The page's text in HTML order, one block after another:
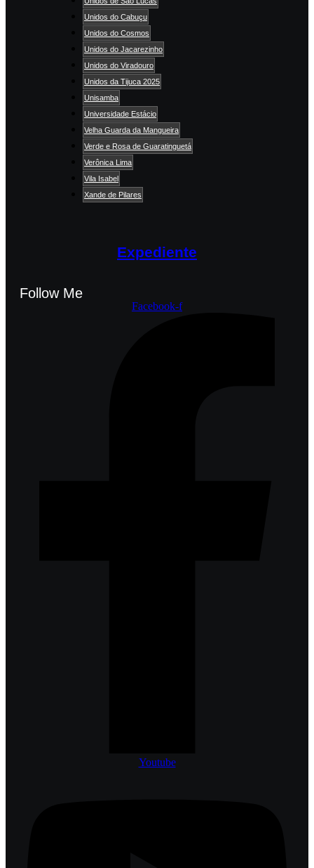
Unidos do Cabuçu
Unidos do Cosmos
Unidos do Jacarezinho
Unidos do Viradouro
Unidos da Tijuca 2025
Unisamba
Universidade Estácio
Velha Guarda da Mangueira
Verde e Rosa de Guaratinguetá
Verônica Lima
Vila Isabel
Xande de Pilares
Expediente
Follow Me
Facebook-f
Youtube